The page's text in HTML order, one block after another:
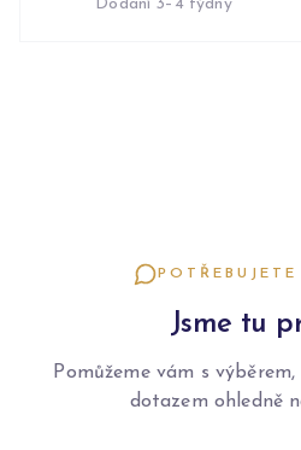
Dodání 3–4 týdny
Jsme tu
Pomůžeme vám s
dotazem ohledně